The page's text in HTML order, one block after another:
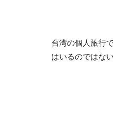
台湾の個人旅行
はいるのではな